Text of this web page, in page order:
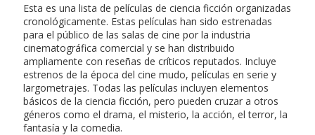
Esta es una lista de películas de ciencia ficción organizadas
cronológicamente. Estas películas han sido estrenadas
para el público de las salas de cine por la industria
cinematográfica comercial y se han distribuido
ampliamente con reseñas de críticos reputados. Incluye
estrenos de la época del cine mudo, películas en serie y
largometrajes. Todas las películas incluyen elementos
básicos de la ciencia ficción, pero pueden cruzar a otros
géneros como el drama, el misterio, la acción, el terror, la
fantasía y la comedia.